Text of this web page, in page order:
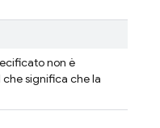
non è
significa che la